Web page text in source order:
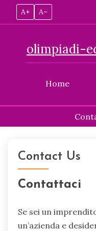
A+ A–
Home
olimpiadi-
contentContact Us
Contattaci
Se sei un
un’azienda e